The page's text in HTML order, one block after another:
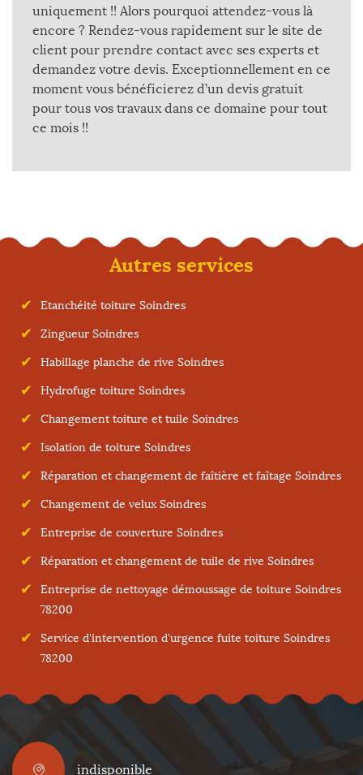
uniquement !! Alors pourquoi attendez-vous là
encore ? Rendez-vous rapidement sur le site de
client pour prendre contact avec ses experts et
demandez votre devis. Exceptionnellement en ce
moment vous bénéficierez d’un devis gratuit
pour tous vos travaux dans ce domaine pour tout
ce mois !!
Autres services
Etanchéité toiture Soindres
Zingueur Soindres
Habillage planche de rive Soindres
Hydrofuge toiture Soindres
Changement toiture et tuile Soindres
Isolation de toiture Soindres
Réparation et changement de faîtière et faîtage Soindres
Changement de velux Soindres
Entreprise de couverture Soindres
Réparation et changement de tuile de rive Soindres
Entreprise de nettoyage démoussage de toiture Soindres
78200
Service d'intervention d'urgence fuite toiture Soindres
78200
indisponible